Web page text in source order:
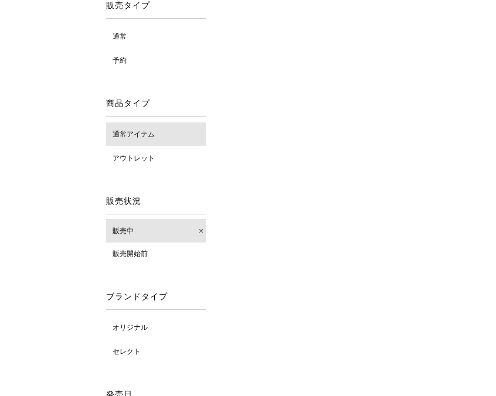
販売タイプ
通常
予約
商品タイプ
通常アイテム
アウトレット
販売状況
販売中
販売開始前
ブランドタイプ
オリジナル
セレクト